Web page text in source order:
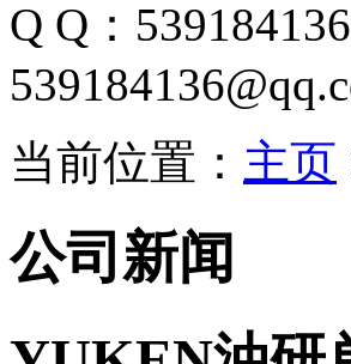
Q Q：539184136
当前位置： 主页
公司新闻